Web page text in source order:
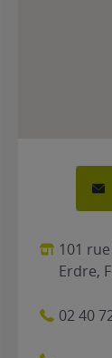
101
Erdre,
02 40